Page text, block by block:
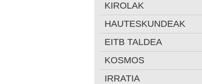
KIROLAK
HAUTESKUNDEAK
EITB TALDEA
KOSMOS
IRRATIA